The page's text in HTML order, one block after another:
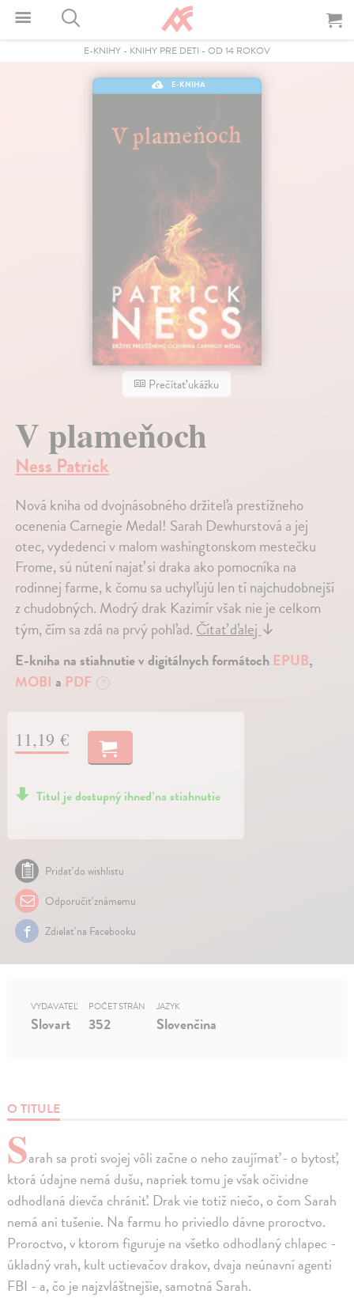
E-KNIHY - KNIHY PRE DETI - OD 14 ROKOV
E-KNIHA
Prečítať ukážku
V plameňoch
Ness Patrick
Nová kniha od dvojnásobného držiteľa prestížneho
ocenenia Carnegie Medal! Sarah Dewhurstová a jej
otec, vydedenci v malom washingtonskom mestečku
Frome, sú nútení najať si draka ako pomocníka na
rodinnej farme, k čomu sa uchyľujú len tí najchudobnejší
z chudobných. Modrý drak Kazimír však nie je celkom
tým, čím sa zdá na prvý pohľad.Čítať ďalej↓
E-kniha na stiahnutie v digitálnych formátoch EPUB,
MOBI a PDF ?
11,19 €
Titul je dostupný ihneď na stiahnutie
Pridať do wishlistu
Odporučiť známemu
Zdielať na Facebooku
O TITULE
Sarah sa proti svojej vôli začne o neho zaujímať - o bytosť,
ktorá údajne nemá dušu, napriek tomu je však očividne
odhodlaná dievča chrániť. Drak vie totiž niečo, o čom Sarah
nemá ani tušenie. Na farmu ho priviedlo dávne proroctvo.
Proroctvo, v ktorom figuruje na všetko odhodlaný chlapec -
úkladný vrah, kult uctievačov drakov, dvaja neúnavní agenti
FBI - a, čo je najzvláštnejšie, samotná Sarah.
VYDAVATEĽ
Slovart
POČET STRÁN
352
JAZYK
Slovenčina